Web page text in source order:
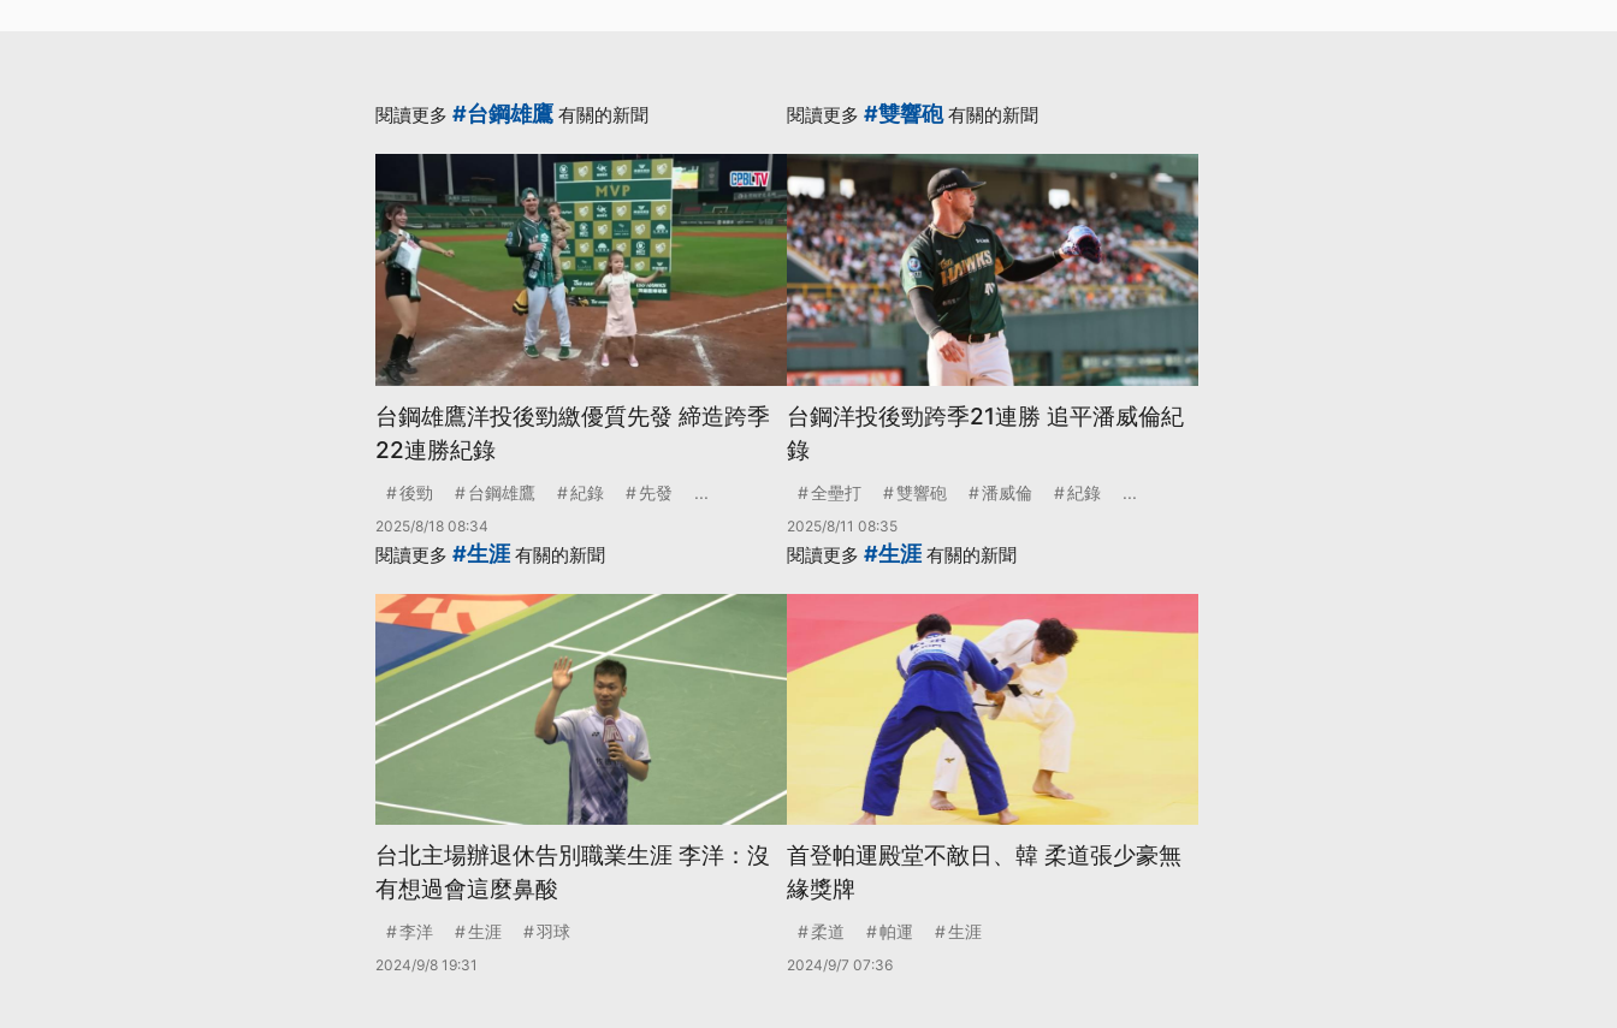
閱讀更多 #台鋼雄鷹 有關的新聞
台鋼雄鷹洋投後勁繳優質先發 締造跨季
22連勝紀錄
後勁 台鋼雄鷹 紀錄 先發 ...
2025/8/18 08:34
閱讀更多 #雙響砲有關的新聞
台鋼洋投後勁跨季21連勝 追平潘威倫紀
錄
全壘打 雙響砲 潘威倫 紀錄 ...
2025/8/11 08:35
閱讀更多 #生涯 有關的新聞
台北主場辦退休告別職業生涯 李洋：沒
有想過會這麼鼻酸
李洋 生涯 羽球
2024/9/8 19:31
閱讀更多 #生涯 有關的新聞
首登帕運殿堂不敵日、韓 柔道張少豪無
緣獎牌
柔道 帕運 生涯
2024/9/7 07:36